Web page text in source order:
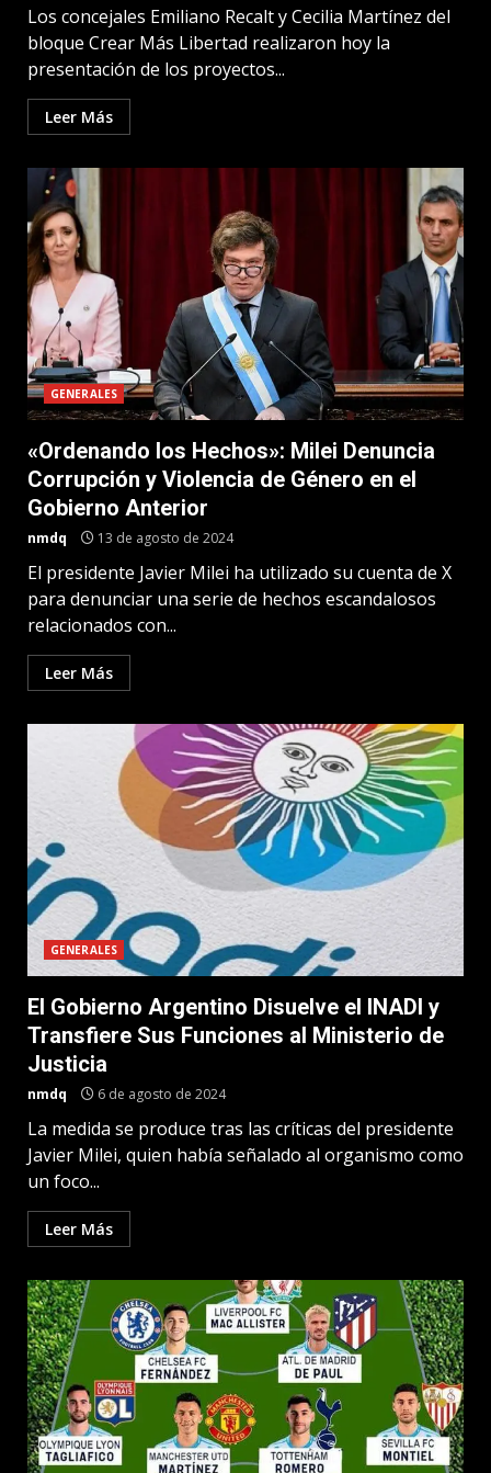
Los concejales Emiliano Recalt y Cecilia Martínez del
bloque Crear Más Libertad realizaron hoy la
presentación de los proyectos...
Leer Más
GENERALES
«Ordenando los Hechos»: Milei Denuncia
Corrupción y Violencia de Género en el
Gobierno Anterior
nmdq 13 de agosto de 2024
El presidente Javier Milei ha utilizado su cuenta de X
para denunciar una serie de hechos escandalosos
relacionados con...
Leer Más
GENERALES
El Gobierno Argentino Disuelve el INADI y
Transfiere Sus Funciones al Ministerio de
Justicia
nmdq 6 de agosto de 2024
La medida se produce tras las críticas del presidente
Javier Milei, quien había señalado al organismo como
un foco...
Leer Más